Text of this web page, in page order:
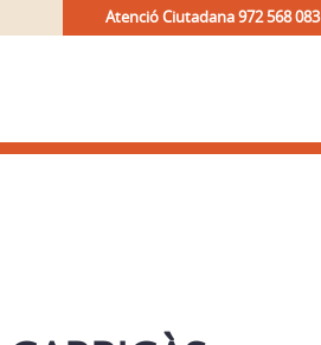
Atenció Ciutadana 972 568 083